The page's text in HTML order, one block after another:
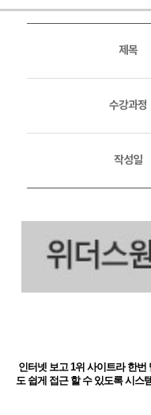
제목
수강과정
작성일
인터넷 보고 1위 사이트라 한
도 쉽게 접근 할 수 있도록 시스